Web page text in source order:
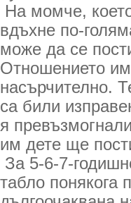
На момче,
вдъхне по-
може да се
Отношението
насърчително.
са били
я
им дете ще
За 5-6-7-
табло понякога